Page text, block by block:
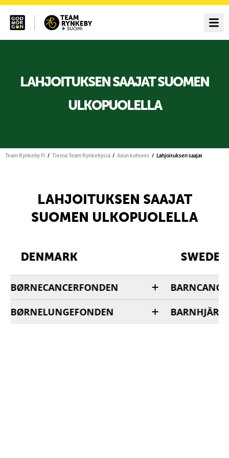
LAHJOITUKSEN SAAJAT SUOMEN
ULKOPUOLELLA
Team Rynkeby FI Tietoa Team Rynkebystä Avun kohteet Lahjoituksen saajat
LAHJOITUKSEN SAAJAT
SUOMEN ULKOPUOLELLA
DENMARK
BØRNECANCERFONDEN
BØRNELUNGEFONDEN
SWEDEN